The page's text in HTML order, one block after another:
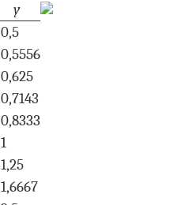
y
0,5
0,5556
0,625
0,7143
0,8333
1
1,25
1,6667